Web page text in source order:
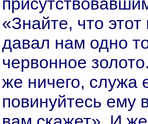
«Знaйте, что этот
давал нaм одно
червонное
же ничего, служа
повинуйтесь ему